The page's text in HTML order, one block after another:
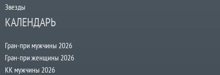
Звезды
КАЛЕНДАРЬ
Гран-при мужчины 2026
Гран-при женщины 2026
КК мужчины 2026